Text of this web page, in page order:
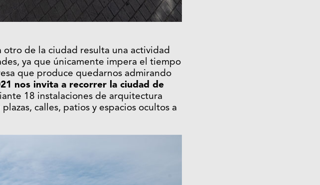
de la ciudad resulta una actividad
ya que únicamente impera el tiempo
que produce quedarnos admirando
nos invita a recorrer la ciudad de
18 instalaciones de arquitectura
calles, patios y espacios ocultos a